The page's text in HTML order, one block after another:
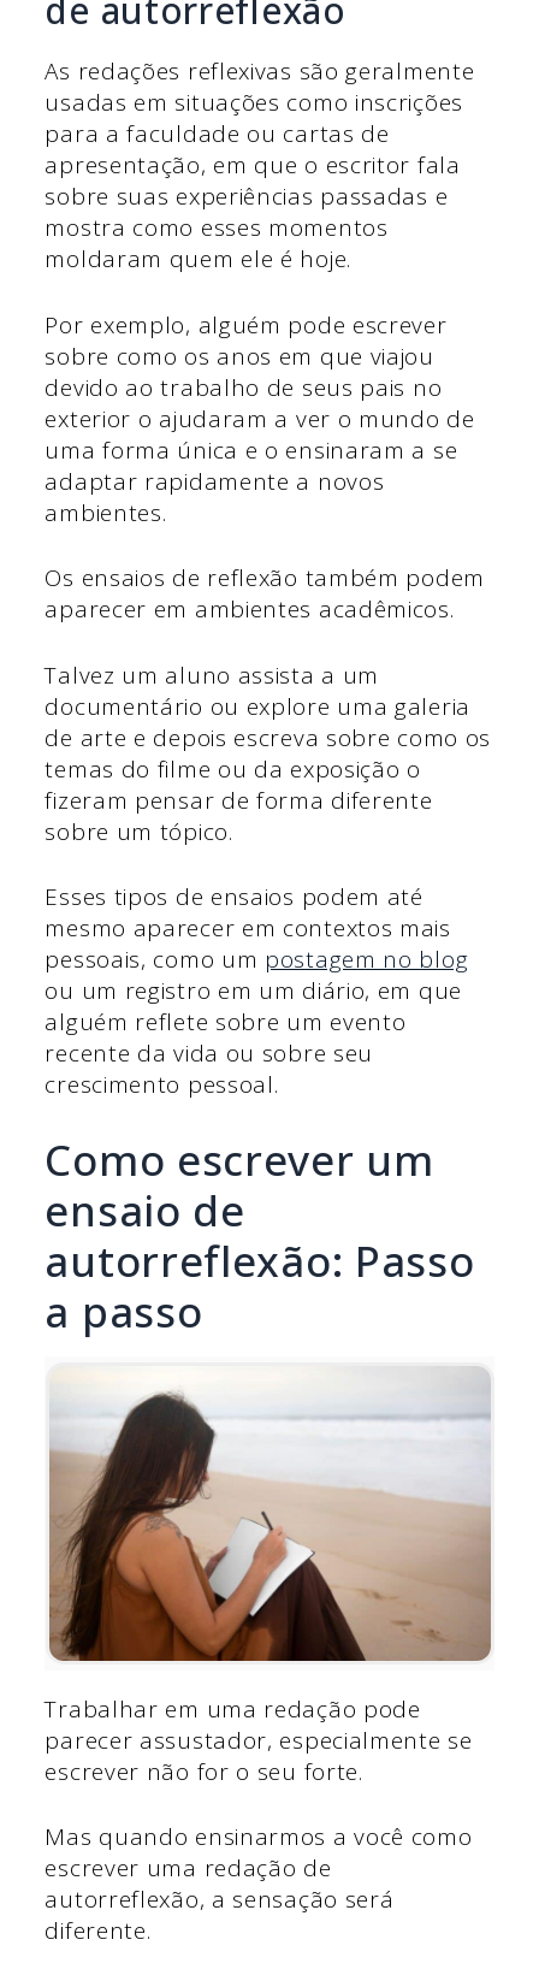
de autorreflexão
As redações reflexivas são geralmente
usadas em situações como inscrições
para a faculdade ou cartas de
apresentação, em que o escritor fala
sobre suas experiências passadas e
mostra como esses momentos
moldaram quem ele é hoje.
Por exemplo, alguém pode escrever
sobre como os anos em que viajou
devido ao trabalho de seus pais no
exterior o ajudaram a ver o mundo de
uma forma única e o ensinaram a se
adaptar rapidamente a novos
ambientes.
Os ensaios de reflexão também podem
aparecer em ambientes acadêmicos.
Talvez um aluno assista a um
documentário ou explore uma galeria
de arte e depois escreva sobre como os
temas do filme ou da exposição o
fizeram pensar de forma diferente
sobre um tópico.
Esses tipos de ensaios podem até
mesmo aparecer em contextos mais
pessoais, como um postagem no blog
ou um registro em um diário, em que
alguém reflete sobre um evento
recente da vida ou sobre seu
crescimento pessoal.
Como escrever um
ensaio de
autorreflexão: Passo
a passo
Trabalhar em uma redação pode
parecer assustador, especialmente se
escrever não for o seu forte.
Mas quando ensinarmos a você como
escrever uma redação de
autorreflexão, a sensação será
diferente.